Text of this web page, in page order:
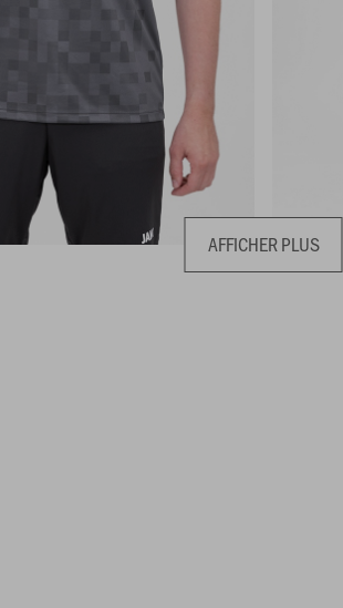
AFFICHER PLUS